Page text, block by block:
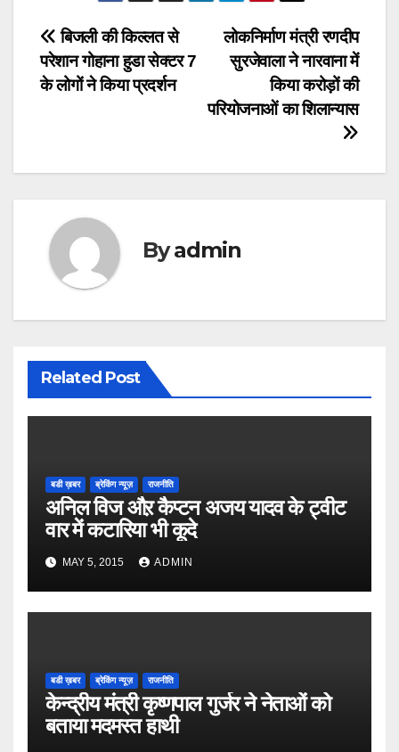
Post
navigation
लोकनिर्माण मंत्री रणदीप
सुरजेवाला ने नारवाना में
किया करोड़ों की
परियोजनाओं का शिलान्यास
बिजली की किल्लत से
परेशान गोहाना हुडा सेक्टर 7
के लोगों ने किया प्रदर्शन
Byadmin
Related Post
बडी ख़बर ब्रेकिंग न्यूज़ राजनीति
अनिल विज औऱ कैप्टन अजय यादव के ट्वीट
वार में कटारिया भी कूदे
MAY 5, 2015 ADMIN
बडी ख़बर ब्रेकिंग न्यूज़ राजनीति
केन्द्रीय मंत्री कृष्णपाल गुर्जर ने नेताओं को
बताया मदमस्त हाथी